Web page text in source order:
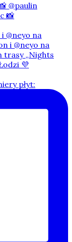
@paulin
@neyo na
płyt: